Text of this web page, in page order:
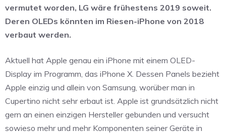
vermutet worden, LG wäre frühestens 2019 soweit.
Deren OLEDs könnten im Riesen-iPhone von 2018
verbaut werden.
Aktuell hat Apple genau ein iPhone mit einem OLED-
Display im Programm, das iPhone X. Dessen Panels bezieht
Apple einzig und allein von Samsung, worüber man in
Cupertino nicht sehr erbaut ist. Apple ist grundsätzlich nicht
gern an einen einzigen Hersteller gebunden und versucht
sowieso mehr und mehr Komponenten seiner Geräte in